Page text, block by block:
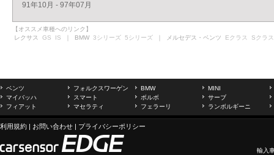
91年10月 - 97年07月
【オススメ車種へのリンク】
レクサス GS IS ｜ BMW 3シリーズ 5シリーズ ｜ メルセデス・ベンツ Eクラス Sクラス
ベンツ フォルクスワーゲン BMW
MINI
マイバッハ
スマート ボルボ
サーブ
フィアット
マセラティ フェラーリ ランボルギーニ
利用規約 | お問い合わせ | プライバシーポリシー
輸入